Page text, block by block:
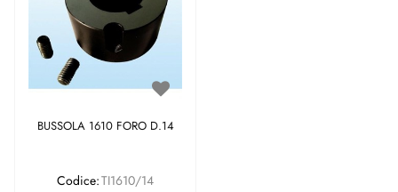
BUSSOLA 1610 FORO D.14
Codice:TI1610/14